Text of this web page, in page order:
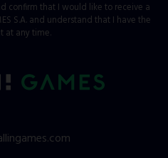
confirm that I would like to receive a
S.A. and understand that I have the
at any time.